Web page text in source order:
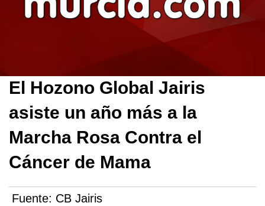
El Hozono Global Jairis
asiste un año más a la
Marcha Rosa Contra el
Cáncer de Mama
Fuente: CB Jairis